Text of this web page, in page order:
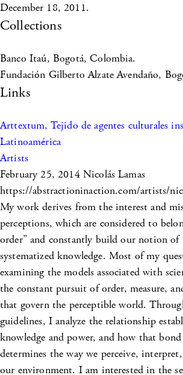
December 18, 2011.
Collections
Banco Itaú, Bogotá, Colombia.
Fundación Gilberto Alzate Avendaño,
Links
Arttextum, Tejido de agentes culturales
Latinoamérica
Artists
February 25, 2014 Nicolás Lamas
https://abstractioninaction.com/artists/
My work derives from the interest and
perceptions, which are considered to
order” and constantly build our notion
systematized knowledge. Most of my
examining the models associated with
the constant pursuit of order, measure,
that govern the perceptible world.
guidelines, I analyze the relationship
knowledge and power, and how that
determines the way we perceive,
our environment. I am interested in the